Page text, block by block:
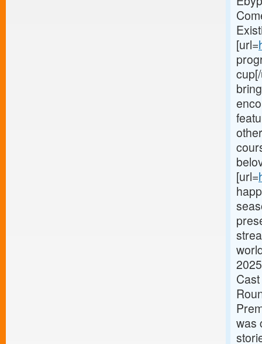
[url=
[url=
was